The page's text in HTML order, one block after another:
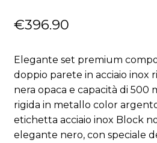
€396.90
Elegante set premium
doppio parete in acciaio inox
nera opaca e capacità di 500
rigida in metallo color
etichetta acciaio inox Block
elegante nero, con speciale